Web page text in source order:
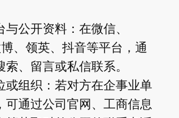
公开资料：在微信、
、领英、抖音等平台，通
、留言或私信联系。
或组织：若对方在企事业单
可通过公司官网、工商信息